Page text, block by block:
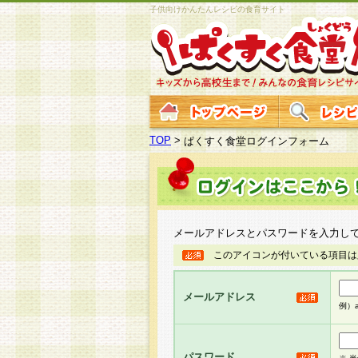
子供向けかんたんレシピの食育サイト
TOP >ぱくすく食堂ログインフォーム
メールアドレスとパスワードを入力し
このアイコンが付いている項目
メールアドレス
例）